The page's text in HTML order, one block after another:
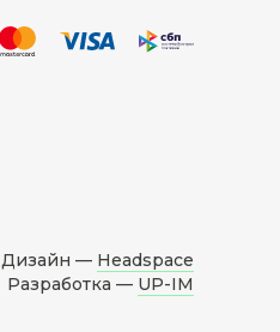
Дизайн — Headspace
Разработка — UP-IM